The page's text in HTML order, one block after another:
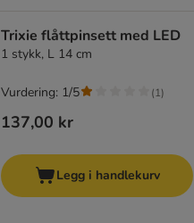
Trixie flåttpinsett med LED
1 stykk, L 14 cm
137,00 kr
Vurdering: 1/5 (1)
Legg i handlekurv